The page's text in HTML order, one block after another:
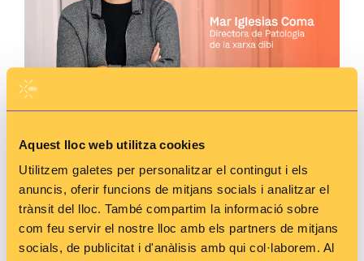
Aquest lloc web utilitza cookies
Utilitzem galetes per personalitzar el contingut i els
anuncis, oferir funcions de mitjans socials i analitzar el
trànsit del lloc. També compartim la informació sobre
com feu servir el nostre lloc amb els partners de mitjans
socials, de publicitat i d'anàlisis amb qui col·laborem. Al
Patologia de l’Hospital del Mar,
patologia gastrointestinal i doctora en Medicina i
Cirurgia per la Universitat Autònoma de Barcelona.
També és professora associada a la Facultat de
Medicina de la Universitat Autònoma de Barcelona i
la Universitat Pompeu Fabra, vicepresidenta de la